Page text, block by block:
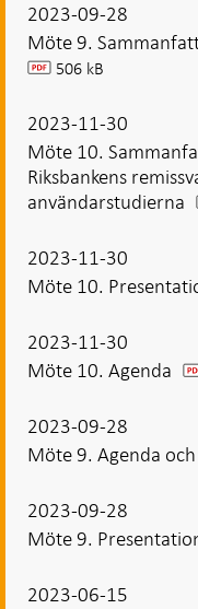
2023-09-28
Möte 9.
pdf 506 kB
2023-11-30
Möte 10.
Riksbankens
användarstudierna
2023-11-30
Möte 10.
2023-11-30
Möte 10. Agenda
2023-09-28
Möte 9. Agenda
2023-09-28
Möte 9.
2023-06-15